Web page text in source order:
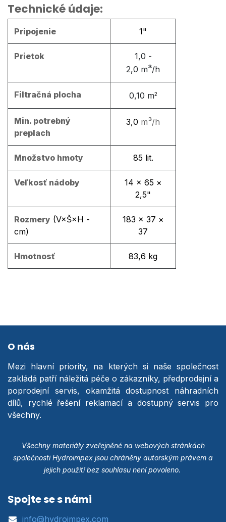
Technické údaje:
Pripojenie 1"
Prietok
1,0 -
2,0 m³/h
Filtračná plocha 0,10 m2
Min. potrebný
preplach
3,0 m³/h
Množstvo hmoty 85 lit.
Veľkosť nádoby
14 × 65 ×
2,5"
Rozmery (V×Š×H -
cm)
183 × 37 ×
37
Hmotnosť 83,6 kg
O nás
Mezi hlavní priority, na kterých si naše společnost
zakládá patří náležitá péče o zákazníky, předprodejní a
poprodejní servis, okamžitá dostupnost náhradních
dílů, rychlé řešení reklamací a dostupný servis pro
všechny.
Všechny materiály zveřejněné na webových stránkách
společnosti Hydroimpex jsou chráněny autorským právem a
jejich použití bez souhlasu není povoleno.
Spojte se s námi
info@hydroimpex.com